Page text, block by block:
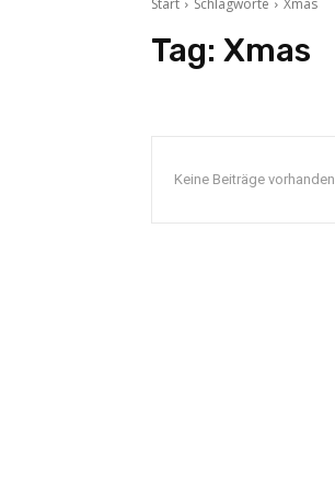
Start Schlagworte Xmas
Tag: Xmas
Keine Beiträge vorhanden